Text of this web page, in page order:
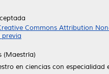
Commons Attribution
previa
(Maestría)
en ciencias con especialidad